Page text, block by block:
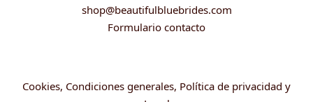
shop@beautifulbluebrides.com
Formulario contacto
Cookies, Condiciones generales, Política de privacidad y